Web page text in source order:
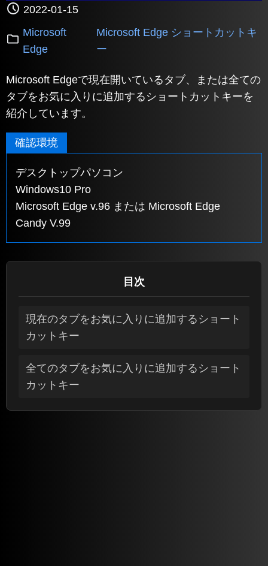
2022-01-15
Microsoft
Edge
Microsoft Edge ショートカットキ
ー
Microsoft Edgeで現在開いているタブ、または全ての
タブをお気に入りに追加するショートカットキーを
紹介しています。
確認環境
デスクトップパソコン
Windows10 Pro
Microsoft Edge v.96 または Microsoft Edge
Candy V.99
目次
現在のタブをお気に入りに追加するショート
カットキー
全てのタブをお気に入りに追加するショート
カットキー